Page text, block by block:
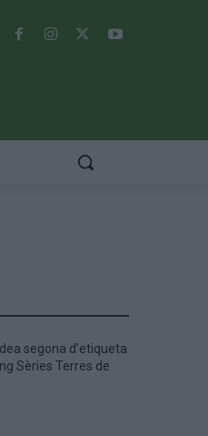
segona d’etiqueta
Sèries Terres de